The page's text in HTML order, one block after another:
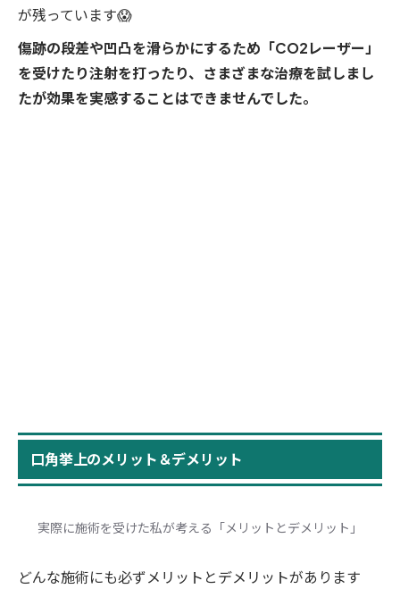
が残っています😱
傷跡の段差や凹凸を滑らかにするため「CO2レーザー」
を受けたり注射を打ったり、さまざまな治療を試しまし
たが効果を実感することはできませんでした。
口角挙上のメリット＆デメリット
実際に施術を受けた私が考える「メリットとデメリット」
どんな施術にも必ずメリットとデメリットがあります